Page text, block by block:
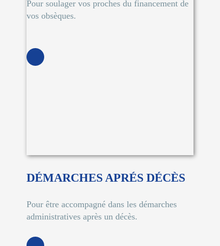
Pour soulager vos proches du financement de
vos obsèques.
DÉMARCHES APRÉS DÉCÈS
Pour être accompagné dans les démarches
administratives après un décès.